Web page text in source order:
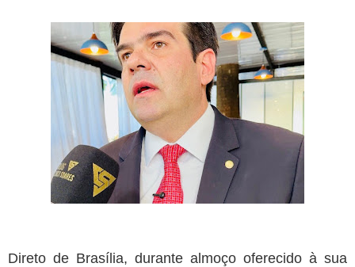
oportunidades incluem Mãe d’Água, Conceição e Assunção
Jul 19, 2026
Prefeitura paraibana abre concurso com 45 vagas e salários que
chegam a R$ 6 mil
Pedra da Boca vira passarela para desfile de moda autoral na Paraíba
Reis e Rainhas do forró serão homenageados no São Pedro de Caiçara
ExpoSerra Araruna 2026 acontecerá de 10 a 12 de julho
Ago 07, 2026
Polícia Federal cumpre operação contra fabricação de cédulas falsas
no Brejo paraibano
Direto de Brasília, durante almoço oferecido à sua